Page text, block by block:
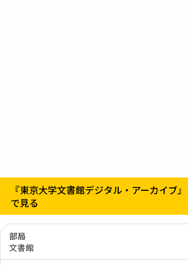
『東京大学文書館デジタル・アーカイブ』
で見る
部局
文書館